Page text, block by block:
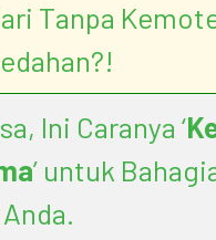
Tanpa
Ini Caranya ‘
’ untuk